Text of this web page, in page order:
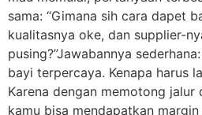
sama: “Gimana sih cara dapet
kualitasnya oke, dan supplier-
pusing?”Jawabannya
bayi terpercaya. Kenapa harus
Karena dengan memotong jalur
kamu bisa mendapatkan